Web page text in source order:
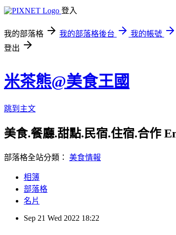
登入
我的部落格 我的部落格後台
我的帳號
登出
米茶熊@美食王國
跳到主文
美食.餐廳.甜點.民宿.住宿.合作
部落格全站分類： 美食情報
相簿
部落格
名片
Sep 21 Wed 2022 18:22